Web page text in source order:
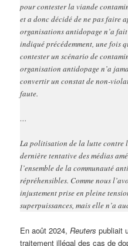
pour contester la viande
et a donc décidé de ne pas faire
organisations antidopage n’a
indiqué précédemment, une fois
contester un scénario de
organisation antidopage n’a
convertir un constat de non-
faute.
…
La politisation de la lutte contre
dernière tentative des médias
l’ensemble de la communauté
répréhensibles. Comme nous
injustement prise en pleine
superpuissances, mais elle n’a
En août 2024,Reuters publiait
traitement illégal des cas de